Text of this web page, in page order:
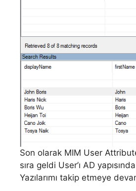
Son olarak MIM User
sıra geldi User’ı AD
Yazılarımı takip etmeye